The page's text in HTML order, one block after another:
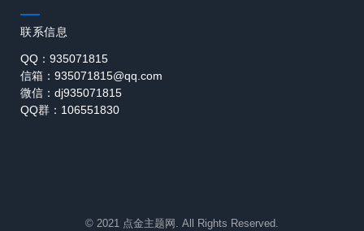
联系信息
QQ：935071815
信箱：935071815@qq.com
微信：dj935071815
QQ群：106551830
© 2021 点金主题网. All Rights Reserved.